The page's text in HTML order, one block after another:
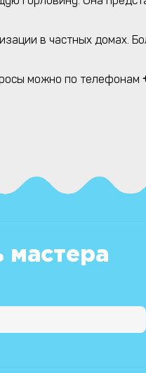
в частных домах.
можно по телефонам
мастера